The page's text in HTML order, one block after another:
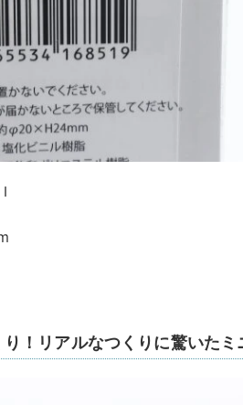
Ｉ
！リアルなつくりに驚いたミ